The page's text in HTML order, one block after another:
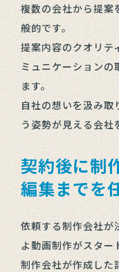
複数の会社から提案
般的です。
提案内容のクオリテ
ミュニケーションの
ます。
自社の想いを汲み取
う姿勢が見える会社
契約後に制
編集までを
依頼する制作会社が
よ動画制作がスター
制作会社が作成した